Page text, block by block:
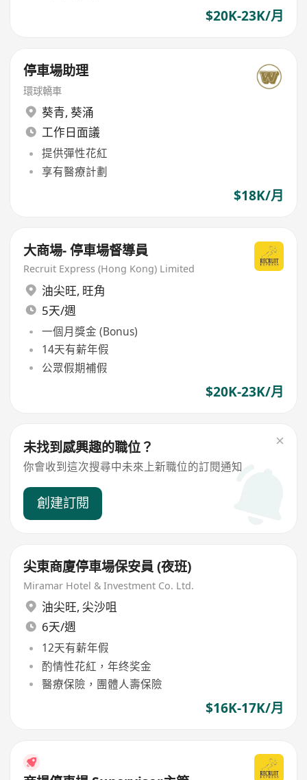
$20K-23K/月
停車場助理
環球轎車
葵青, 葵涌
工作日面議
提供彈性花紅
享有醫療計劃
$18K/月
大商場- 停車場督導員
Recruit Express (Hong Kong) Limited
油尖旺, 旺角
5天/週
一個月獎金 (Bonus)
14天有薪年假
公眾假期補假
$20K-23K/月
未找到感興趣的職位？
你會收到這次搜尋中未來上新職位的訂閱通知
創建訂閱
尖東商廈停車場保安員 (夜班)
Miramar Hotel & Investment Co. Ltd.
油尖旺, 尖沙咀
6天/週
12天有薪年假
酌情性花紅，年终奖金
醫療保險，團體人壽保險
$16K-17K/月